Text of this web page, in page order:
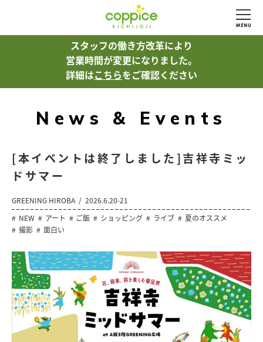
スタッフの働き方改革により
営業時間が変更になりました。
詳細はこちらをご確認ください
News & Events
[本イベントは終了しました]吉祥寺ミッ
ドサマー
GREENING HIROBA
2026.6.20-21
NEW
アート ご飯 ショッピング ライブ
夏のオススメ
撮影
面白い